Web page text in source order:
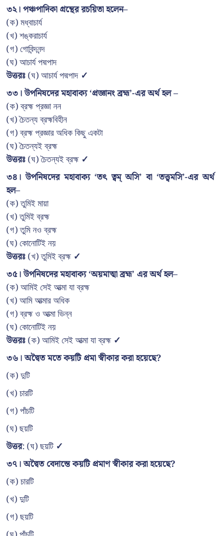
৩২। পঞ্চপাদিকা গ্রন্থের রচয়িতা হলেন–
(ক) মধ্বাচার্য
(খ) শঙ্করাচার্য
(গ) গোবিন্দনন্দ
(ঘ) আচার্য পদ্মপাদ
উত্তরঃ(ঘ) আচার্য পদ্মপাদ ✓
৩৩। উপনিষদের মহাবাক্য ‘প্রজ্ঞানং ব্রহ্ম’-এর অর্থ হল –
(ক) ব্রহ্ম প্রজ্ঞা নন
(খ) চৈতন্য ব্রহ্মবিহীন
(গ) ব্রহ্ম প্রজ্ঞার অধিক কিছু একটা
(ঘ) চৈতন্যই ব্রহ্ম
উত্তরঃ(ঘ) চৈতন্যই ব্রহ্ম ✓
৩৪। উপনিষদের মহাবাক্য ‘তৎ ত্বম্ অসি’ বা ‘তত্ত্বমসি’-এর অর্থ
হল–
(ক) তুমিই মায়া
(খ) তুমিই ব্রহ্ম
(গ) তুমি নও ব্রহ্ম
(ঘ) কোনোটিই নয়
উত্তরঃ(খ) তুমিই ব্রহ্ম ✓
৩৫। উপনিষদের মহাবাক্য ‘অয়মাত্মা ব্রহ্ম’ এর অর্থ হল–
(ক) আমিই সেই আত্মা যা ব্রহ্ম
(খ) আমি আত্মার অধিক
(গ) ব্রহ্ম ও আত্মা ভিন্ন
(ঘ) কোনোটিই নয়
উত্তরঃ(ক) আমিই সেই আত্মা যা ব্রহ্ম ✓
৩৬। অদ্বৈত মতে কয়টি প্রমা স্বীকার করা হয়েছে?
(ক) দুটি
(খ) চারটি
(গ) পাঁচটি
(ঘ) ছয়টি
উত্তর: (ঘ) ছয়টি ✓
৩৭। অদ্বৈত বেদান্তে কয়টি প্রমাণ স্বীকার করা হয়েছে?
(ক) চারটি
(খ) দুটি
(গ) ছয়টি